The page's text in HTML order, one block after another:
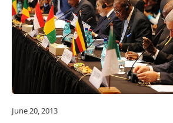
June 20, 2013